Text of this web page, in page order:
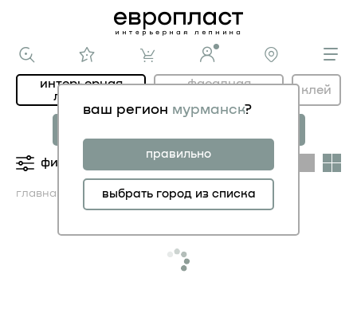
ваш регион мурманск?
правильно
выбрать город из списка
главная каталог ИНТЕРЬЕР карнизы
интерьерная
лепнина
фасадная
клей
МОДЕРНИСТИК
НОВОЕ АР-ДЕКО
фильтры категории